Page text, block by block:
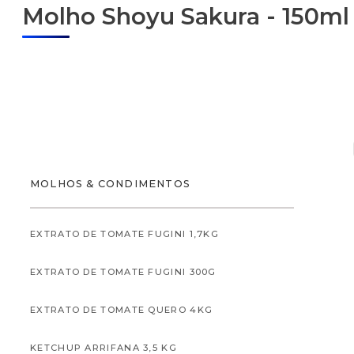
Molho Shoyu Sakura - 150ml
MOLHOS & CONDIMENTOS
EXTRATO DE TOMATE FUGINI 1,7KG
EXTRATO DE TOMATE FUGINI 300G
EXTRATO DE TOMATE QUERO 4KG
KETCHUP ARRIFANA 3,5 KG